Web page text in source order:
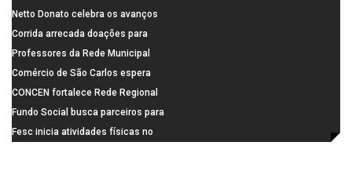
cidade temporária
resulta na prisão de foragido nas
imediações do Cemitério Nossa
Senhora do Carmo
Netto Donato celebra os avanços
na concepção do AME Cirúrgico
Corrida arrecada doações para
famílias vulneráveis
Professores da Rede Municipal
participam de formação sobre
Autismo
Comércio de São Carlos espera
crescimento de até 6% nas
vendas do Dia dos Pais
CONCEN fortalece Rede Regional
e São Carlos apresenta modelo de
referência
Fundo Social busca parceiros para
realizar o 11º Casamento
Fesc inicia atividades físicas no